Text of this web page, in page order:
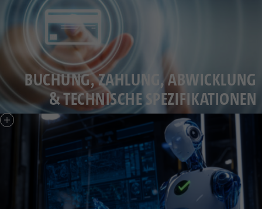
BUCHUNG, ZAHLUNG, ABWICKLUNG
& TECHNISCHE SPEZIFIKATIONEN